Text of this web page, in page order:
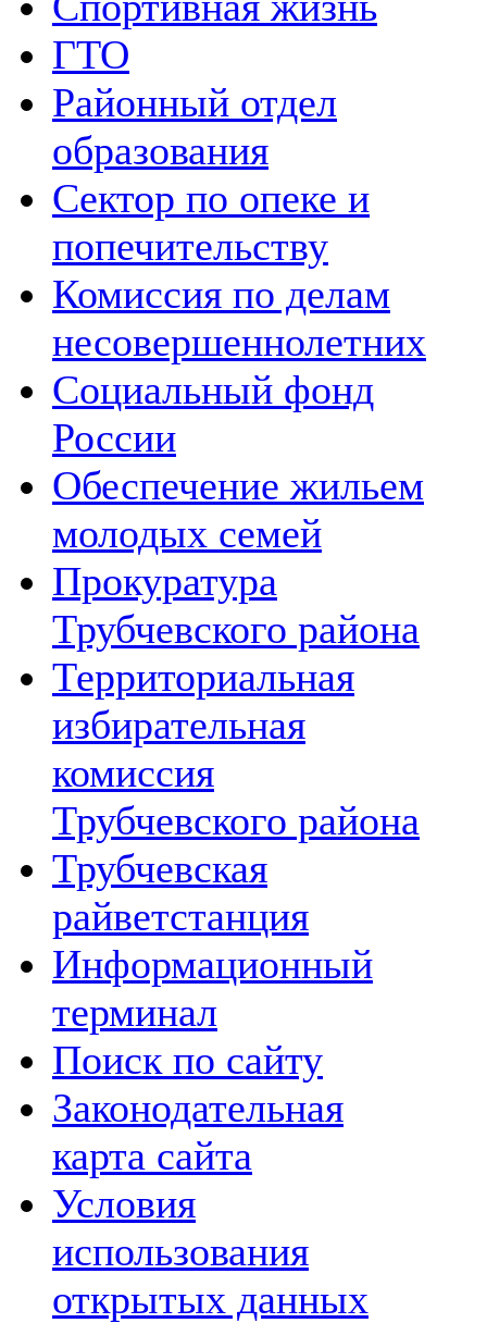
ГТО
Районный отдел
образования
Сектор по опеке и
попечительству
Комиссия по делам
несовершеннолетних
Социальный фонд
России
Обеспечение жильем
молодых семей
Прокуратура
Трубчевского района
Территориальная
избирательная
комиссия
Трубчевского района
Трубчевская
райветстанция
Информационный
терминал
Поиск по сайту
Законодательная
карта сайта
Условия
использования
открытых данных